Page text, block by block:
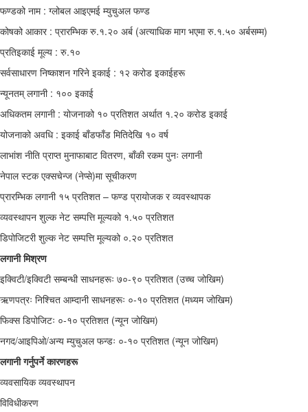
फण्डको नाम : ग्लोबल आइएमई म्युचुअल फण्ड
कोषको आकार : प्रारम्भिक रु.१.२० अर्ब (अत्याधिक माग भएमा रु.१.५० अर्बसम्म)
प्रतिइकाई मूल्य : रु.१०
सर्वसाधारण निष्काशन गरिने इकाई : १२ करोड इकाईहरू
न्यूनतम् लगानी : १०० इकाई
अधिकतम लगानी : योजनाको १० प्रतिशत अर्थात १.२० करोड इकाई
योजनाको अवधि : इकाई बाँडफाँड मितिदेखि १० वर्ष
लाभांश नीति प्राप्त मुनाफाबाट वितरण, बाँकी रकम पुनः लगानी
नेपाल स्टक एक्सचेन्ज (नेप्से)मा सूचीकरण
प्रारम्भिक लगानी १५ प्रतिशत – फण्ड प्रायोजक र व्यवस्थापक
व्यवस्थापन शुल्क नेट सम्पत्ति मूल्यको १.५० प्रतिशत
डिपोजिटरी शुल्क नेट सम्पत्ति मूल्यको ०.२० प्रतिशत
लगानी मिश्रण
इक्विटी/इक्विटी सम्बन्धी साधनहरूः ७०-९० प्रतिशत (उच्च जोखिम)
ऋणपत्रः निश्चित आम्दानी साधनहरूः ०-१० प्रतिशत (मध्यम जोखिम)
फिक्स डिपोजिटः ०-१० प्रतिशत (न्यून जोखिम)
नगद/आइपिओ/अन्य म्युचुअल फन्डः ०-१० प्रतिशत (न्यून जोखिम)
लगानी गर्नुपर्ने कारणहरू
व्यवसायिक व्यवस्थापन
विविधीकरण